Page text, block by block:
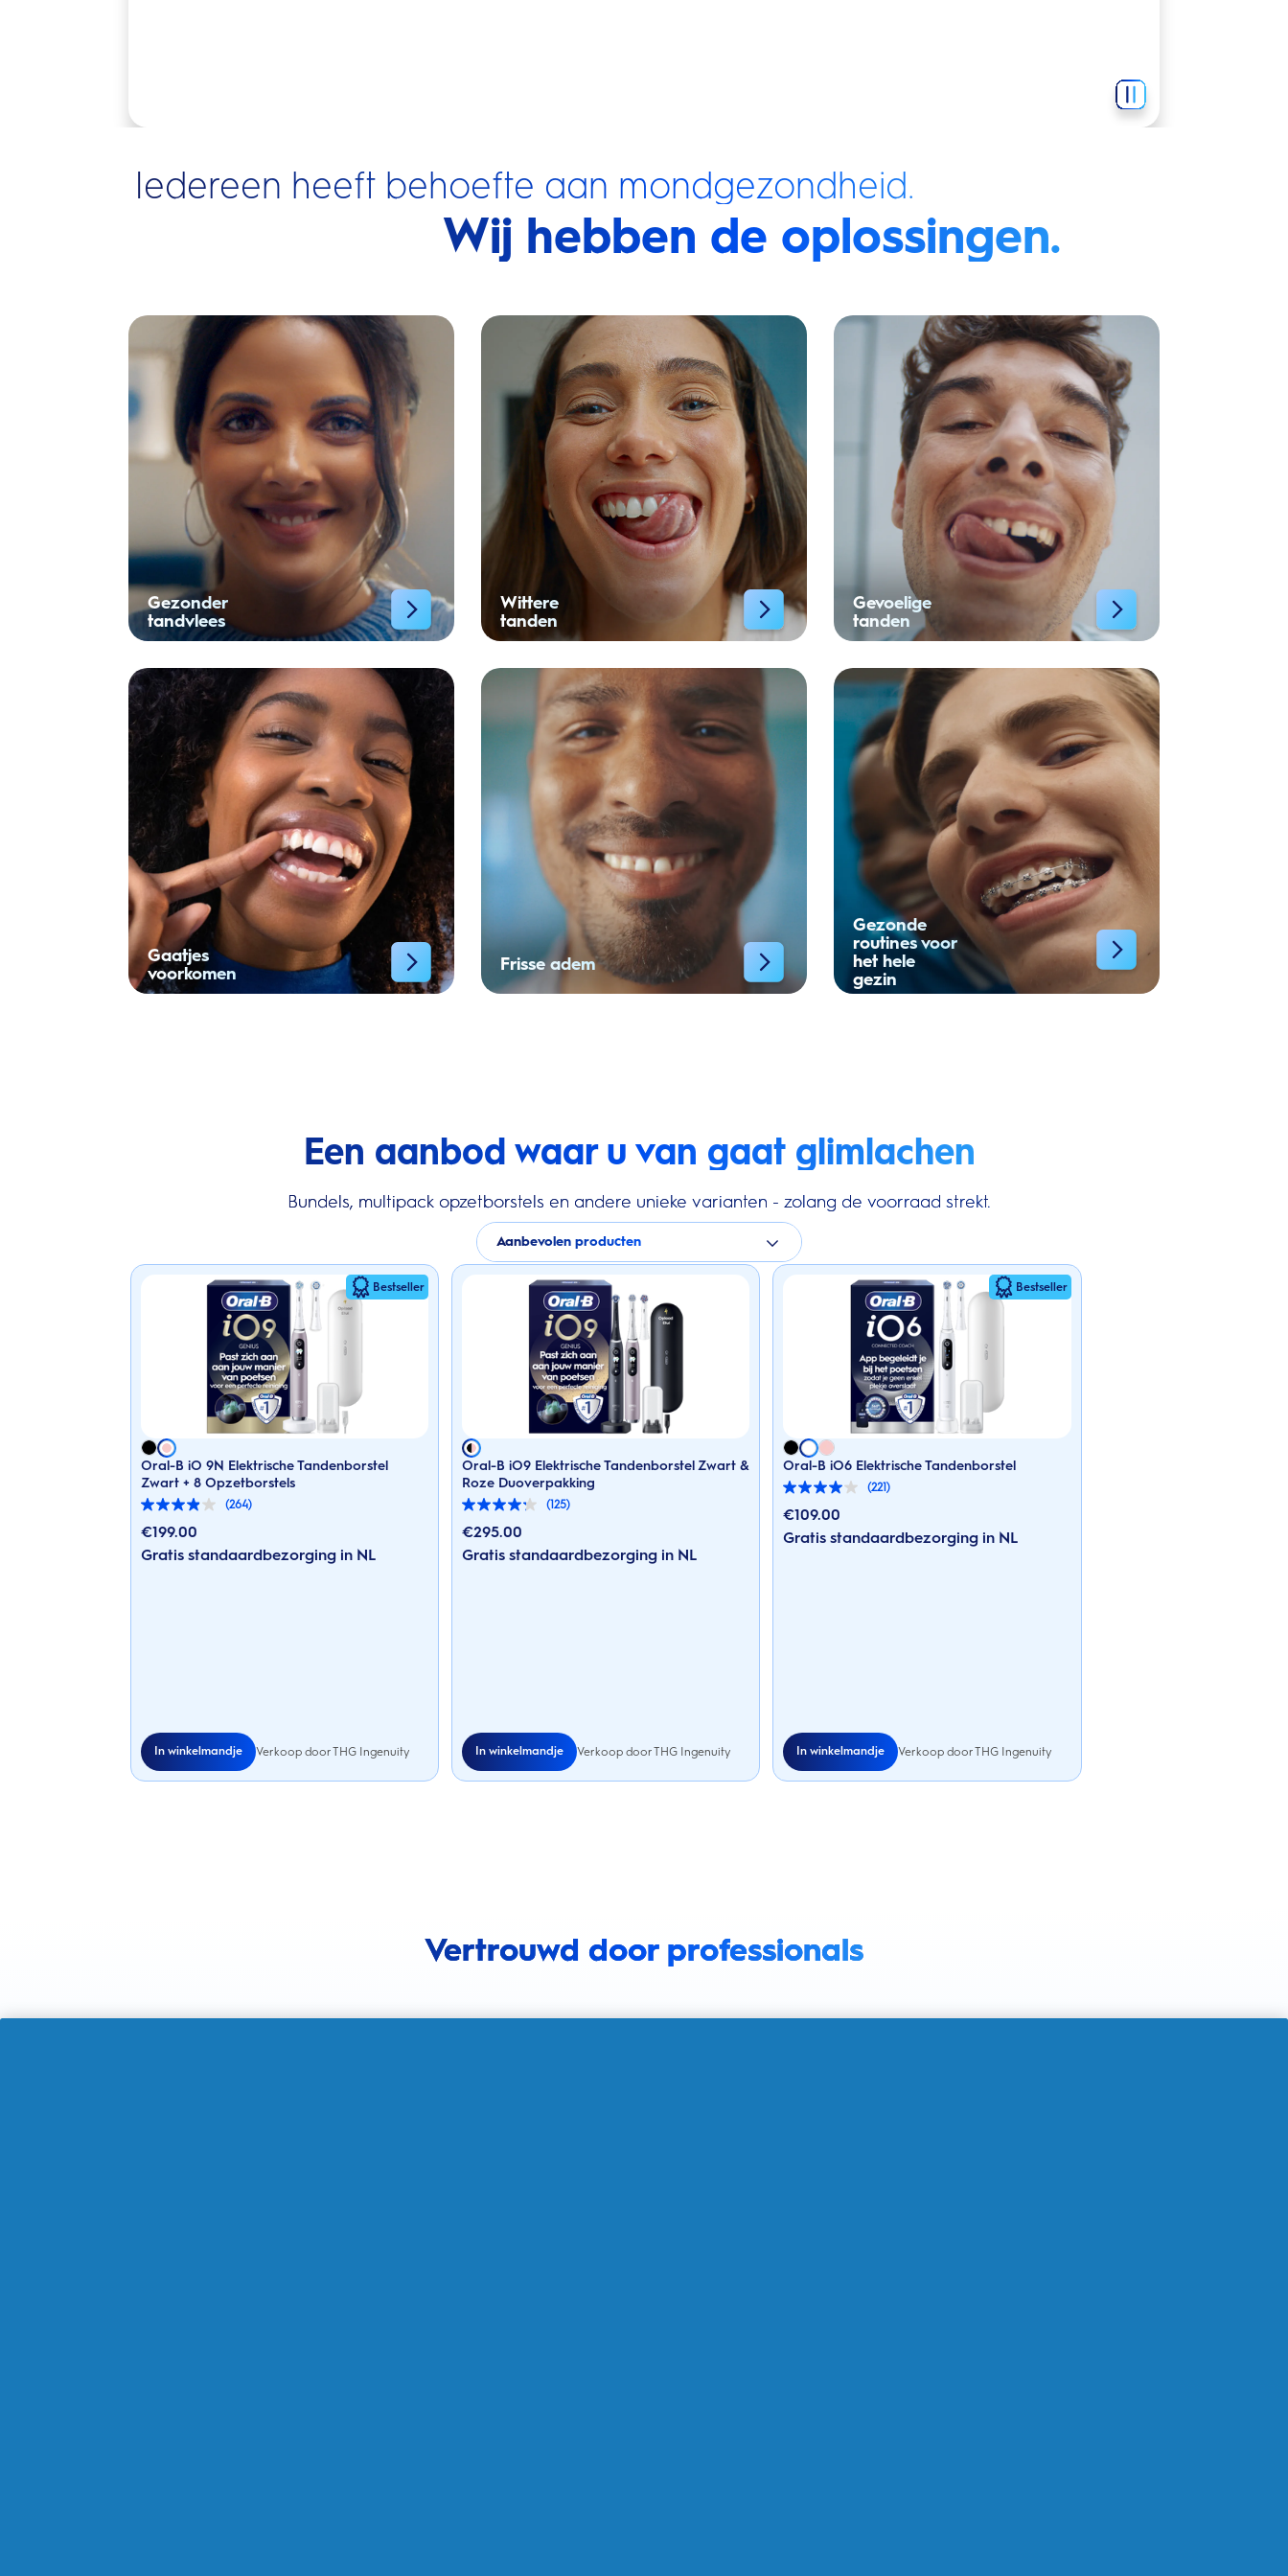
Iedereen heeft behoefte aan mondgezondheid.
Wij hebben de oplossingen.
Gezonder
tandvlees
Wittere
tanden
Gevoelige
tanden
Gaatjes
voorkomen
Frisse adem
Gezonde
routines voor
het hele
gezin
Een aanbod waar u van gaat glimlachen
Bundels, multipack opzetborstels en andere unieke varianten - zolang de voorraad strekt.
Aanbevolen producten
Bestseller
Oral-B iO 9N Elektrische Tandenborstel
Zwart + 8 Opzetborstels
(264)
3.9
van
de
5
€199.00
Gratis standaardbezorging in NL
In winkelmandje Verkoop door THG Ingenuity
Oral-B iO9 Elektrische Tandenborstel Zwart &
Roze Duoverpakking
(125)
4.2
van
de
5
€295.00
Gratis standaardbezorging in NL
In winkelmandje Verkoop door THG Ingenuity
Bestseller
Oral-B iO6 Elektrische Tandenborstel
(221)
4.0
van
de
5
€109.00
Gratis standaardbezorging in NL
In winkelmandje Verkoop door THG Ingenuity
Vertrouwd door professionals